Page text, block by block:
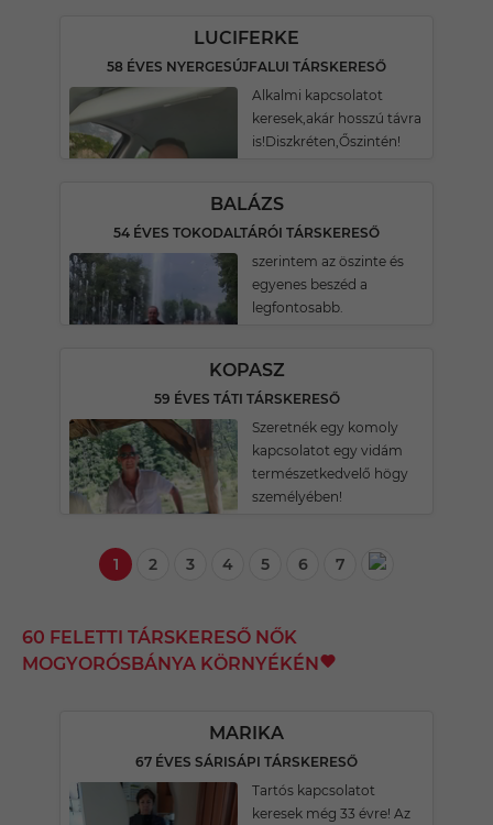
LUCIFERKE
58 ÉVES NYERGESÚJFALUI TÁRSKERESŐ
Alkalmi kapcsolatot
keresek,akár hosszú távra
is!Diszkréten,Őszintén!
BALÁZS
54 ÉVES TOKODALTÁRÓI TÁRSKERESŐ
szerintem az öszinte és
egyenes beszéd a
legfontosabb.
KOPASZ
59 ÉVES TÁTI TÁRSKERESŐ
Szeretnék egy komoly
kapcsolatot egy vidám
természetkedvelő högy
személyében!
1 2 3 4 5 6 7
60 FELETTI TÁRSKERESŐ NŐK
MOGYORÓSBÁNYA KÖRNYÉKÉN
MARIKA
67 ÉVES SÁRISÁPI TÁRSKERESŐ
Tartós kapcsolatot
keresek még 33 évre! Az